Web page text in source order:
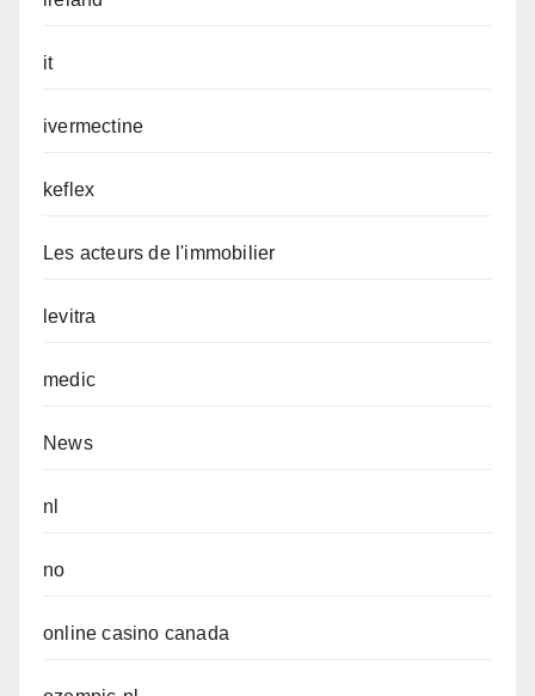
it
ivermectine
keflex
Les acteurs de l'immobilier
levitra
medic
News
nl
no
online casino canada